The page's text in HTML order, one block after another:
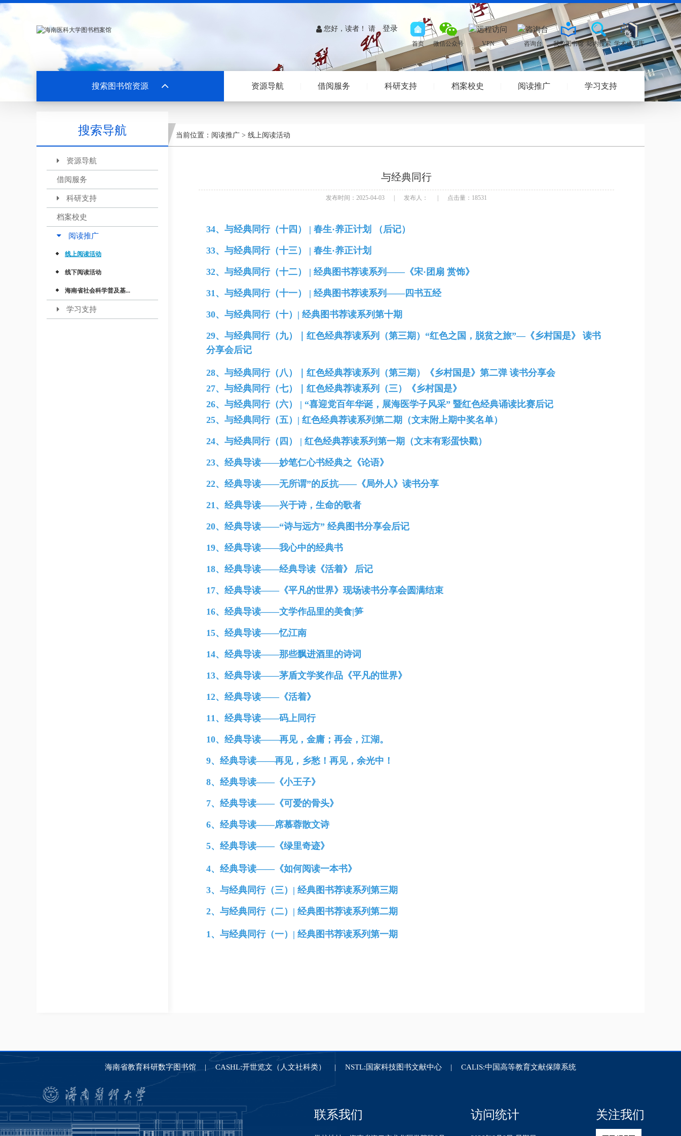
您好，读者！ 请 登录
搜索图书馆资源 资源导航 借阅服务 科研支持 档案校史 阅读推广 学习支持
搜索导航
资源导航
借阅服务
科研支持
档案校史
阅读推广
线上阅读活动
线下阅读活动
海南省社会科学普及基...
学习支持
当前位置： 阅读推广 > 线上阅读活动
与经典同行
发布时间：2025-04-03 发布人： 点击量：18531
34、与经典同行（十四） | 春生·养正计划 （后记）
33、与经典同行（十三） | 春生·养正计划
32、与经典同行（十二） | 经典图书荐读系列 ——《宋·团扇 赏饰》
31、与经典同行（十一） | 经典图书荐读系列 ——四书五经
30、与经典同行（十）| 经典图书荐读系列第十期
29、 与经典同行（九）｜红色经典荐读系列（第三期）“红色之国，脱贫之旅”—《乡村国是》 读书
分享会后记
28、与经典同行（八）｜红色经典荐读系列（第三期）《乡村国是》第二弹 读书分享会
27、与经典同行（七）｜红色经典荐读系列（三）《乡村国是》
26、与经典同行（六） | “喜迎党百年华诞，展海医学子风采” 暨红色经典诵读比赛后记
25、与经典同行（五）| 红色经典荐读系列第二期（文末附上期中奖名单）
24、与经典同行（四） | 红色经典荐读系列第一期（文末有彩蛋快戳）
23、经典导读——妙笔仁心书经典之《论语》
22、经典导读——无所谓”的反抗——《局外人》读书分享
21、经典导读——兴于诗，生命的歌者
20、经典导读——“诗与远方” 经典图书分享会后记
19、经典导读——我心中的经典书
18、经典导读——经典导读《活着》 后记
17、经典导读——《平凡的世界》现场读书分享会圆满结束
16、经典导读——文学作品里的美食|笋
15、经典导读——忆江南
14、经典导读——那些飘进酒里的诗词
13、经典导读——茅盾文学奖作品《平凡的世界》
12、经典导读——《活着》
11、经典导读——码上同行
10、经典导读——再见，金庸；再会，江湖。
9、经典导读——再见，乡愁！再见，余光中！
8、经典导读——《小王子》
7、经典导读——《可爱的骨头》
6、经典导读——席慕蓉散文诗
5、经典导读——《绿里奇迹》
4、经典导读——《如何阅读一本书》
3、与经典同行（三）| 经典图书荐读系列第三期
2、与经典同行（二）| 经典图书荐读系列第二期
1、与经典同行（一）| 经典图书荐读系列第一期
海南省教育科研数字图书馆 CASHL:开世览文（人文社科类） NSTL:国家科技图书文献中心 CALIS:中国高等教育文献保障系统
关注我们
访问统计
联系我们